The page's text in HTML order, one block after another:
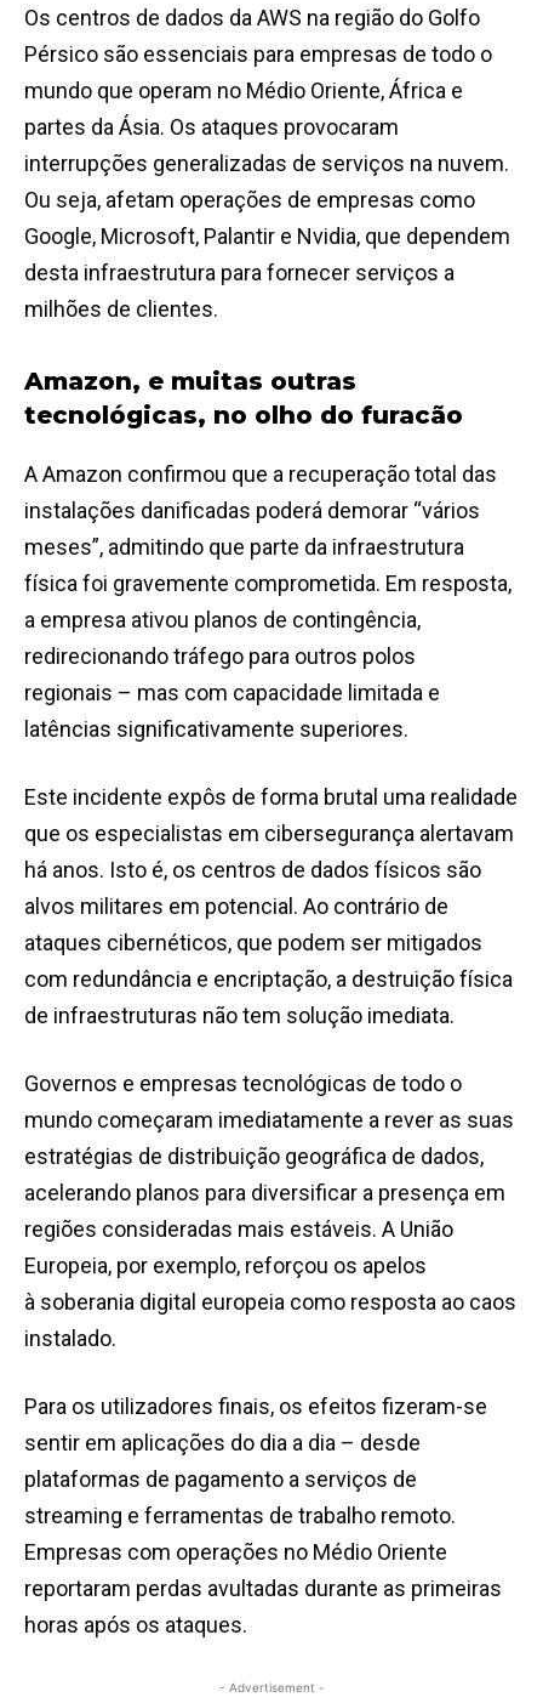
Os centros de dados da AWS na região do Golfo
Pérsico são essenciais para empresas de todo o
mundo que operam no Médio Oriente, África e
partes da Ásia. Os ataques provocaram
interrupções generalizadas de serviços na nuvem.
Ou seja, afetam operações de empresas como
Google, Microsoft, Palantir e Nvidia, que dependem
desta infraestrutura para fornecer serviços a
milhões de clientes.
Amazon, e muitas outras
tecnológicas, no olho do furacão
A Amazon confirmou que a recuperação total das
instalações danificadas poderá demorar “vários
meses”, admitindo que parte da infraestrutura
física foi gravemente comprometida. Em resposta,
a empresa ativou planos de contingência,
redirecionando tráfego para outros polos
regionais – mas com capacidade limitada e
latências significativamente superiores.
Este incidente expôs de forma brutal uma realidade
que os especialistas em cibersegurança alertavam
há anos. Isto é, os centros de dados físicos são
alvos militares em potencial. Ao contrário de
ataques cibernéticos, que podem ser mitigados
com redundância e encriptação, a destruição física
de infraestruturas não tem solução imediata.
Governos e empresas tecnológicas de todo o
mundo começaram imediatamente a rever as suas
estratégias de distribuição geográfica de dados,
acelerando planos para diversificar a presença em
regiões consideradas mais estáveis. A União
Europeia, por exemplo, reforçou os apelos
à soberania digital europeia como resposta ao caos
instalado.
Para os utilizadores finais, os efeitos fizeram-se
sentir em aplicações do dia a dia – desde
plataformas de pagamento a serviços de
streaming e ferramentas de trabalho remoto.
Empresas com operações no Médio Oriente
reportaram perdas avultadas durante as primeiras
horas após os ataques.
- Advertisement -